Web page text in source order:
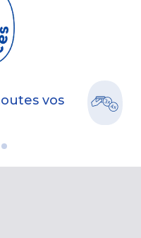
vos